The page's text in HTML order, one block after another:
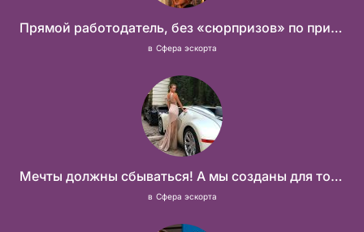
Прямой работодатель, без «сюрпризов» по приезду
в Сфера эскорта
Мечты должны сбываться! А мы созданы для того что бы их осуществить!
в Сфера эскорта